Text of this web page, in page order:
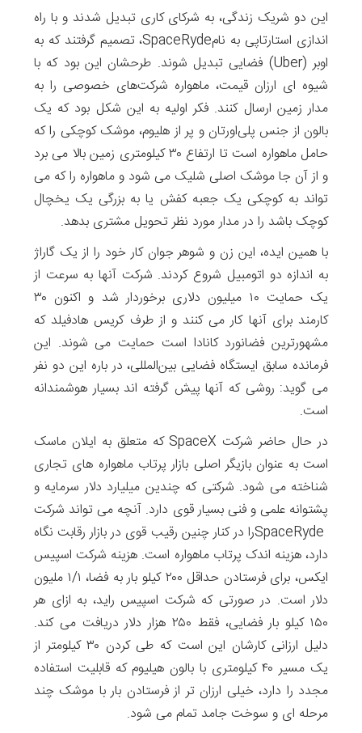
این دو شریک زندگی، به شرکای کاری تبدیل شدند و با راه
اندازی استارتاپی به نامSpaceRyde، تصمیم گرفتند که به
اوبر (Uber) فضایی تبدیل شوند. طرحشان این بود که با
شیوه ای ارزان قیمت، ماهواره‌ شرکت‌های خصوصی را به
مدار زمین ارسال کنند. فکر اولیه به این شکل بود که یک
بالون از جنس پلی‌اورتان و پر از هلیوم، موشک کوچکی را که
حامل ماهواره است تا ارتفاع ۳۰ کیلومتری زمین بالا می برد
و از آن جا موشک اصلی شلیک می شود و ماهواره را که می
تواند به کوچکی یک جعبه کفش یا به بزرگی یک یخچال
کوچک باشد را در مدار مورد نظر تحویل مشتری بدهد.
با همین ایده، این زن و شوهر جوان کار خود را از یک گاراژ
به اندازه دو اتومبیل شروع کردند. شرکت آنها به سرعت از
یک حمایت ۱۰ میلیون دلاری برخوردار شد و اکنون ۳۰
کارمند برای آنها کار می کنند و از طرف کریس هادفیلد که
مشهورترین فضانورد کانادا است حمایت می شوند. این
فرمانده سابق ایستگاه فضایی بین‌المللی، در باره این دو نفر
می گوید: روشی که آنها پیش گرفته اند بسیار هوشمندانه
است.
در حال حاضر شرکت SpaceX که متعلق به ایلان ماسک
است به عنوان بازیگر اصلی بازار پرتاب ماهواره های تجاری
شناخته می شود. شرکتی که چندین میلیارد دلار سرمایه و
پشتوانه علمی و فنی بسیار قوی دارد. آنچه می تواند شرکت
SpaceRydeرا در کنار چنین رقیب قوی در بازار رقابت نگاه
دارد، هزینه اندک پرتاب ماهواره است. هزینه شرکت اسپیس
ایکس، برای فرستادن حداقل ۲۰۰ کیلو بار به فضا، ۱/۱ ملیون
دلار است. در صورتی که شرکت اسپیس راید، به ازای هر
۱۵۰ کیلو بار فضایی، فقط ۲۵۰ هزار دلار دریافت می کند.
دلیل ارزانی کارشان این است که طی کردن ۳۰ کیلومتر از
یک مسیر ۴۰ کیلومتری با بالون هیلیوم که قابلیت استفاده
مجدد را دارد، خیلی ارزان تر از فرستادن بار با موشک چند
مرحله ای و سوخت جامد تمام می شود.